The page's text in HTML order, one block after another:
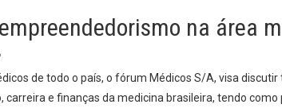
na área
de todo o país, o fórum Médicos S/A, visa discutir
e finanças da medicina brasileira, tendo como